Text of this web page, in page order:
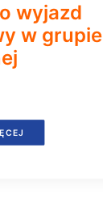
wyjazd
w grupie